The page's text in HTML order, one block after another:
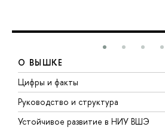
О ВЫШКЕ
Цифры и факты
Руководство и структура
Устойчивое развитие в НИУ ВШЭ